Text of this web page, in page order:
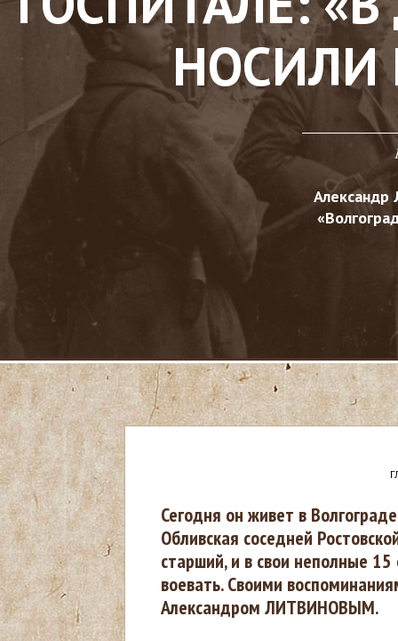
НОСИЛИ
В
ы
з
Сегодня он живет в
Обливская соседней
старший, и в свои неполные 15
воевать. Своими
Александром ЛИТВИНОВЫМ.